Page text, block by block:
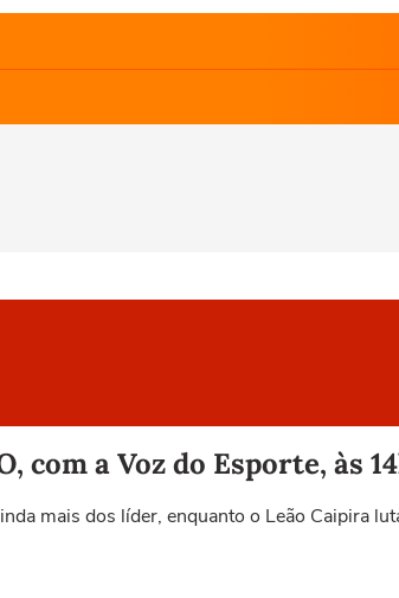
com a Voz do Esporte, às
mais dos líder, enquanto o Leão Caipira